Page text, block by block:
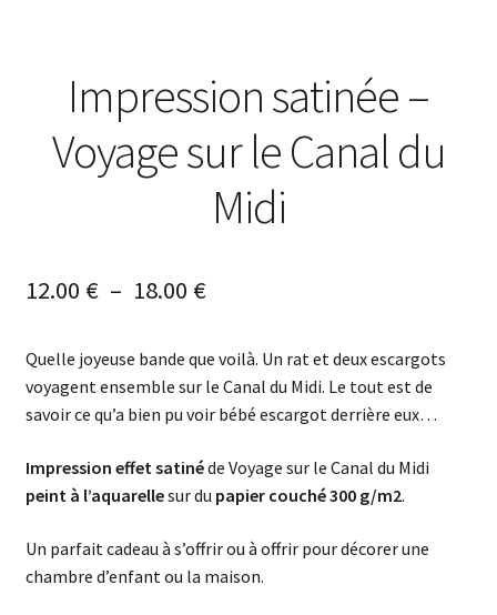
Impression satinée –
Voyage sur le Canal du
Midi
12.00 € – 18.00 €
Quelle joyeuse bande que voilà. Un rat et deux escargots
voyagent ensemble sur le Canal du Midi. Le tout est de
savoir ce qu’a bien pu voir bébé escargot derrière eux…
Impression effet satinéde Voyage sur le Canal du Midi
peint à l’aquarellesur du papier couché 300 g/m2.
Un parfait cadeau à s’offrir ou à offrir pour décorer une
chambre d’enfant ou la maison.